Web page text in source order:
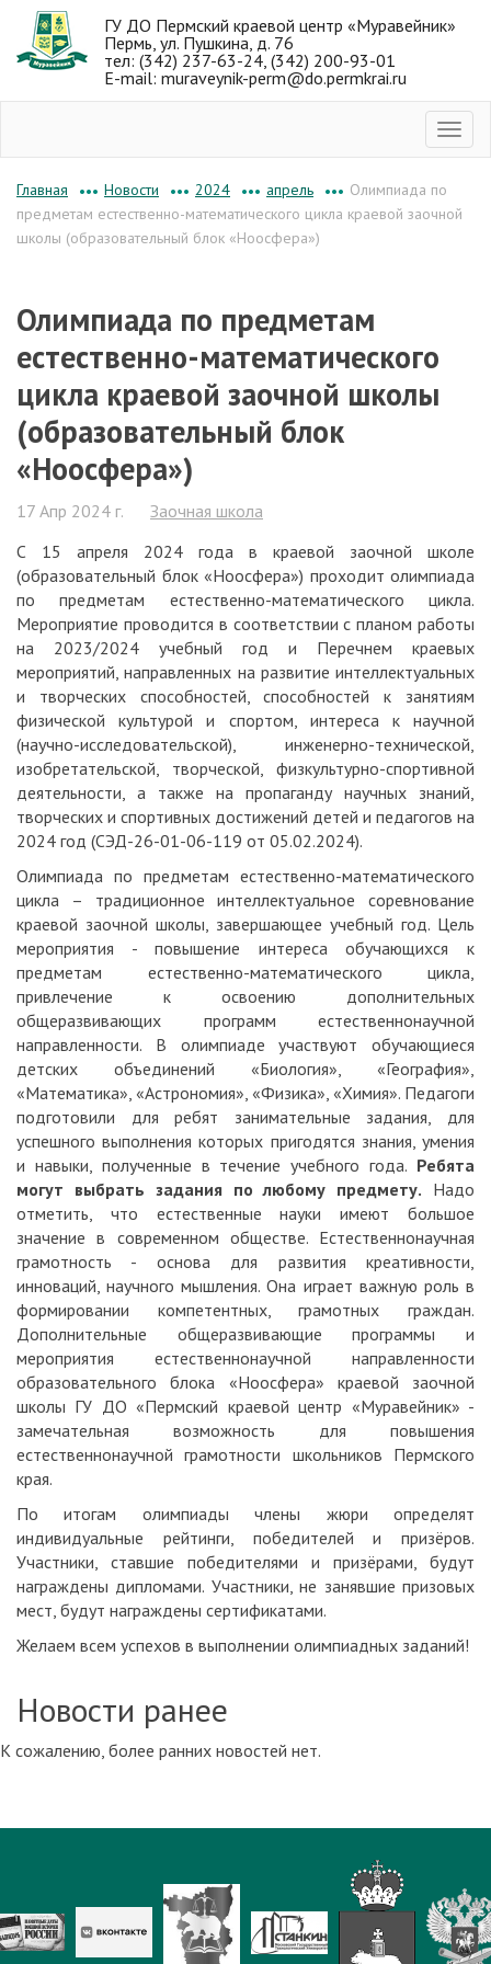
ГУ ДО Пермский краевой центр «Муравейник»
Пермь, ул. Пушкина, д. 76
тел: (342) 237-63-24, (342) 200-93-01
E-mail: muraveynik-perm@do.permkrai.ru
Главная ••• Новости ••• 2024 ••• апрель ••• Олимпиада по
предметам естественно-математического цикла краевой заочной
школы (образовательный блок «Ноосфера»)
Олимпиада по предметам
естественно-математического
цикла краевой заочной школы
(образовательный блок
«Ноосфера»)
17 Апр 2024 г.
Заочная школа
С 15 апреля 2024 года в краевой заочной школе
(образовательный блок «Ноосфера») проходит олимпиада
по предметам естественно-математического цикла.
Мероприятие проводится в соответствии с планом работы
на 2023/2024 учебный год и Перечнем краевых
мероприятий, направленных на развитие интеллектуальных
и творческих способностей, способностей к занятиям
физической культурой и спортом, интереса к научной
(научно-исследовательской), инженерно-технической,
изобретательской, творческой, физкультурно-спортивной
деятельности, а также на пропаганду научных знаний,
творческих и спортивных достижений детей и педагогов на
2024 год (СЭД-26-01-06-119 от 05.02.2024).
Олимпиада по предметам естественно-математического
цикла – традиционное интеллектуальное соревнование
краевой заочной школы, завершающее учебный год. Цель
мероприятия - повышение интереса обучающихся к
предметам естественно-математического цикла,
привлечение к освоению дополнительных
общеразвивающих программ естественнонаучной
направленности. В олимпиаде участвуют обучающиеся
детских объединений «Биология», «География»,
«Математика», «Астрономия», «Физика», «Химия». Педагоги
подготовили для ребят занимательные задания, для
успешного выполнения которых пригодятся знания, умения
и навыки, полученные в течение учебного года. Ребята
могут выбрать задания по любому предмету. Надо
отметить, что естественные науки имеют большое
значение в современном обществе. Естественнонаучная
грамотность - основа для развития креативности,
инноваций, научного мышления. Она играет важную роль в
формировании компетентных, грамотных граждан.
Дополнительные общеразвивающие программы и
мероприятия естественнонаучной направленности
образовательного блока «Ноосфера» краевой заочной
школы ГУ ДО «Пермский краевой центр «Муравейник» -
замечательная возможность для повышения
естественнонаучной грамотности школьников Пермского
края.
По итогам олимпиады члены жюри определят
индивидуальные рейтинги, победителей и призёров.
Участники, ставшие победителями и призёрами, будут
награждены дипломами. Участники, не занявшие призовых
мест, будут награждены сертификатами.
Желаем всем успехов в выполнении олимпиадных заданий!
Новости ранее
К сожалению, более ранних новостей нет.